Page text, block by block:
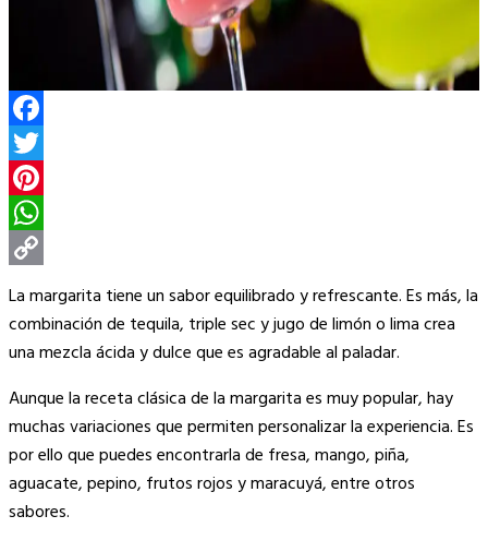
Facebook
Twitter
Pinterest
WhatsApp
Copy
Link
La margarita tiene un sabor equilibrado y refrescante. Es más, la
combinación de tequila, triple sec y jugo de limón o lima crea
una mezcla ácida y dulce que es agradable al paladar.
Aunque la receta clásica de la margarita es muy popular, hay
muchas variaciones que permiten personalizar la experiencia. Es
por ello que puedes encontrarla de fresa, mango, piña,
aguacate, pepino, frutos rojos y maracuyá, entre otros
sabores.